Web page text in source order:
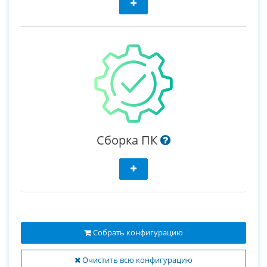
Сборка ПК
Очистить всю конфигурацию
Собрать конфигурацию